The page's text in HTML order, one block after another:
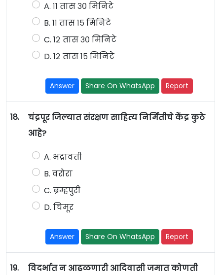
A. ११ तास ३० मिनिटे
B. ११ तास १५ मिनिटे
C. १२ तास ३० मिनिटे
D. १२ तास १५ मिनिटे
Answer Share On WhatsApp Report
18.
चंद्रपूर जिल्यात संरक्षण साहित्य निर्मितीचे केंद्र कुठे
आहे?
A. भद्रावती
B. वरोरा
C. ब्रम्हपुरी
D. चिमूर
Answer Share On WhatsApp Report
19.
विदर्भात न आढळणारी आदिवासी जमात कोणती